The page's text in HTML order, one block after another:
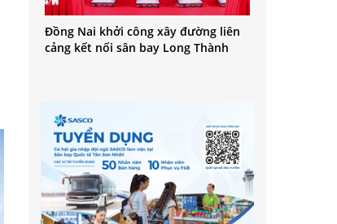
Đồng Nai khởi công xây đường liên
cảng kết nối sân bay Long Thành